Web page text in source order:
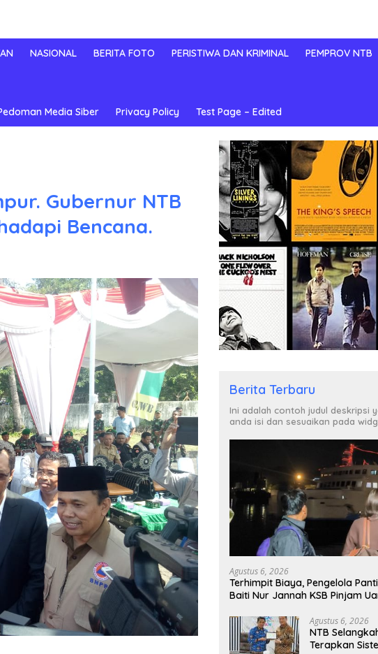
NASIONAL BERITA FOTO PERISTIWA DAN KRIMINAL PEMPROV NTB
Media Siber Privacy Policy Test Page – Edited
Gubernur NTB
Bencana.
Berita Terbaru
Ini adalah contoh judul deskripsi
anda isi dan sesuaikan pada
Agustus 6, 2026
Terhimpit Biaya, Pengelola
Baiti Nur Jannah KSB Pinjam
Kunjung Tuntas
Agustus 6, 2026
NTB
Terapkan